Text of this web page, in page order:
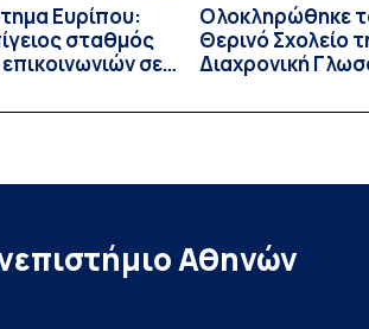
Ευρίπου:
σταθμός
σε
Ολοκληρώθηκε
Θερινό Σχολείο
Διαχρονική
Linguistics in
Αθηνών